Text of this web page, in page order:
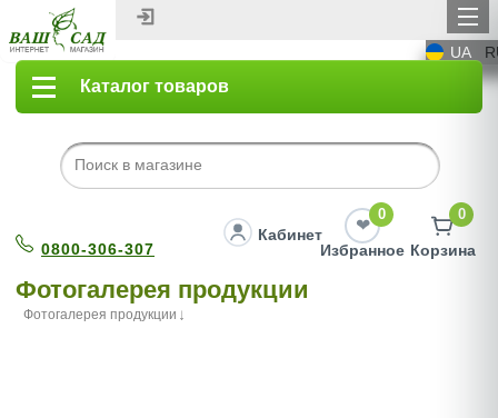
UA
Каталог товаров
0800-306-307
Кабинет
0
Избранное
0
Корзина
Фотогалерея продукции
Фотогалерея продукции